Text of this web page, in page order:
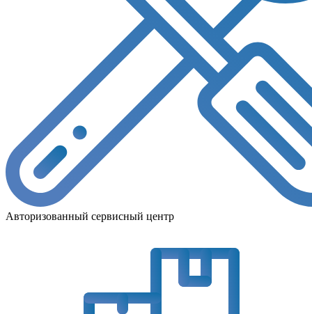
Авторизованный сервисный центр